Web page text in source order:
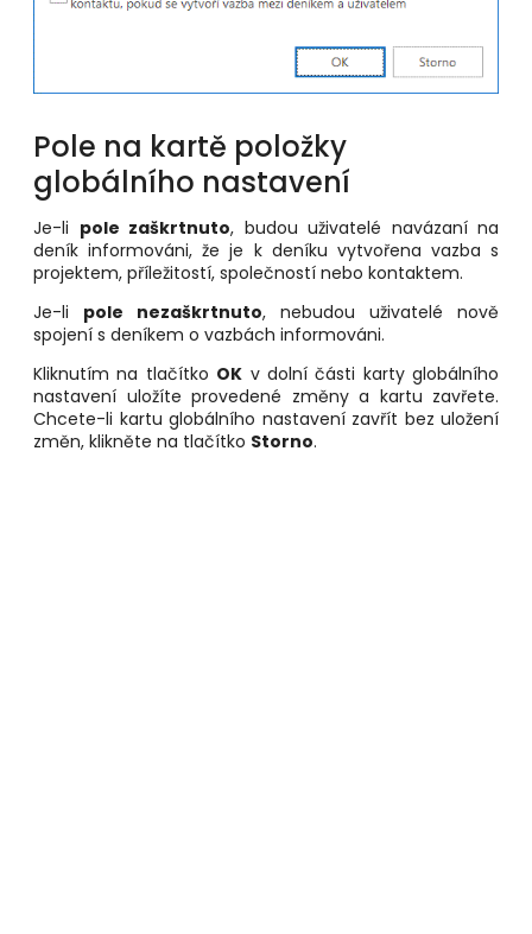
Pole na kartě položky
globálního nastavení
Je-li pole zaškrtnuto, budou uživatelé navázaní na
deník informováni, že je k deníku vytvořena vazba s
projektem, příležitostí, společností nebo kontaktem.
Je-li pole nezaškrtnuto, nebudou uživatelé nově
spojení s deníkem o vazbách informováni.
Kliknutím na tlačítko OK v dolní části karty globálního
nastavení uložíte provedené změny a kartu zavřete.
Chcete-li kartu globálního nastavení zavřít bez uložení
změn, klikněte na tlačítko Storno.